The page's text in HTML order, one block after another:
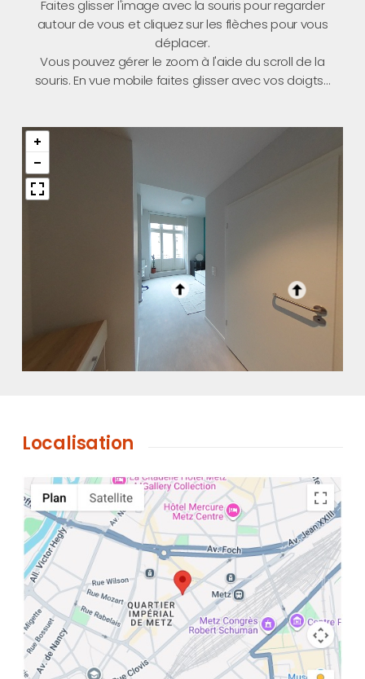
Faites glisser l'image avec la souris pour regarder
autour de vous et cliquez sur les flèches pour vous
déplacer.
Vous pouvez gérer le zoom à l'aide du scroll de la
souris. En vue mobile faites glisser avec vos doigts...
Localisation